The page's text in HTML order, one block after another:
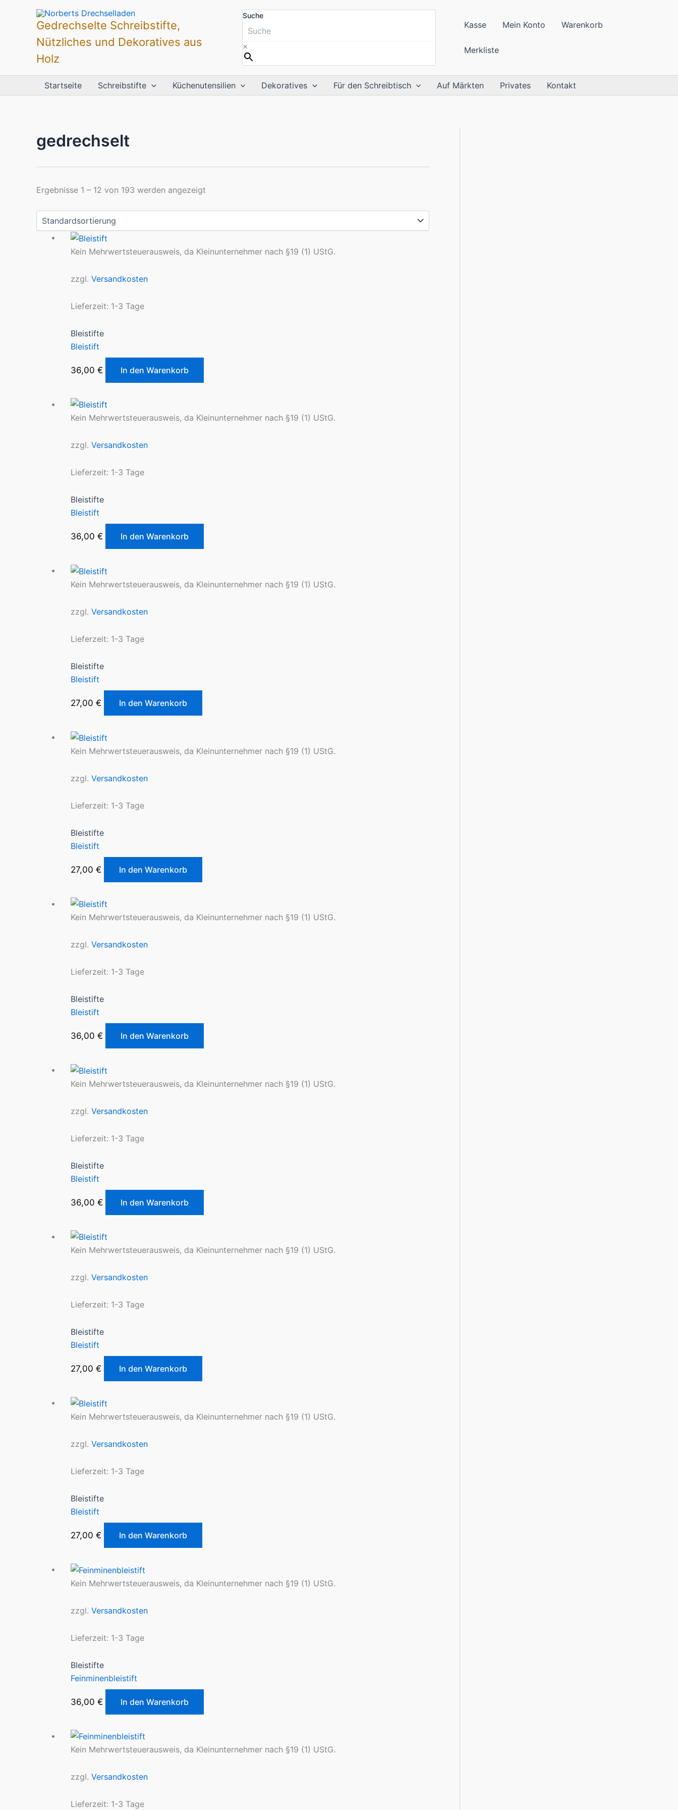
Gedrechselte Schreibstifte,
Nützliches und Dekoratives aus
Holz
Suche
×
Kasse Mein Konto Warenkorb
Merkliste
Startseite Schreibstifte Küchenutensilien Dekoratives Für den Schreibtisch Auf Märkten Privates Kontakt
gedrechselt
Ergebnisse 1 – 12 von 193 werden angezeigt
Kein Mehrwertsteuerausweis, da Kleinunternehmer nach §19 (1) UStG.
zzgl. Versandkosten
Lieferzeit: 1-3 Tage
Bleistifte
Bleistift
36,00 € In den Warenkorb
Kein Mehrwertsteuerausweis, da Kleinunternehmer nach §19 (1) UStG.
zzgl. Versandkosten
Lieferzeit: 1-3 Tage
Bleistifte
Bleistift
36,00 € In den Warenkorb
Kein Mehrwertsteuerausweis, da Kleinunternehmer nach §19 (1) UStG.
zzgl. Versandkosten
Lieferzeit: 1-3 Tage
Bleistifte
Bleistift
27,00 € In den Warenkorb
Kein Mehrwertsteuerausweis, da Kleinunternehmer nach §19 (1) UStG.
zzgl. Versandkosten
Lieferzeit: 1-3 Tage
Bleistifte
Bleistift
27,00 € In den Warenkorb
Kein Mehrwertsteuerausweis, da Kleinunternehmer nach §19 (1) UStG.
zzgl. Versandkosten
Lieferzeit: 1-3 Tage
Bleistifte
Bleistift
36,00 € In den Warenkorb
Kein Mehrwertsteuerausweis, da Kleinunternehmer nach §19 (1) UStG.
zzgl. Versandkosten
Lieferzeit: 1-3 Tage
Bleistifte
Bleistift
36,00 € In den Warenkorb
Kein Mehrwertsteuerausweis, da Kleinunternehmer nach §19 (1) UStG.
zzgl. Versandkosten
Lieferzeit: 1-3 Tage
Bleistifte
Bleistift
27,00 € In den Warenkorb
Kein Mehrwertsteuerausweis, da Kleinunternehmer nach §19 (1) UStG.
zzgl. Versandkosten
Lieferzeit: 1-3 Tage
Bleistifte
Bleistift
27,00 € In den Warenkorb
Kein Mehrwertsteuerausweis, da Kleinunternehmer nach §19 (1) UStG.
zzgl. Versandkosten
Lieferzeit: 1-3 Tage
Bleistifte
Feinminenbleistift
36,00 € In den Warenkorb
Kein Mehrwertsteuerausweis, da Kleinunternehmer nach §19 (1) UStG.
zzgl. Versandkosten
Lieferzeit: 1-3 Tage